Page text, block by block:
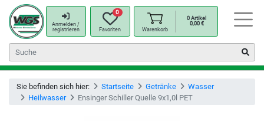
Anmelden /
registrieren
0
Favoriten Warenkorb
0Artikel
0,00 €
Sie befinden sich hier: Startseite Getränke
Wasser
Heilwasser
Ensinger Schiller Quelle 9x1,0l PET